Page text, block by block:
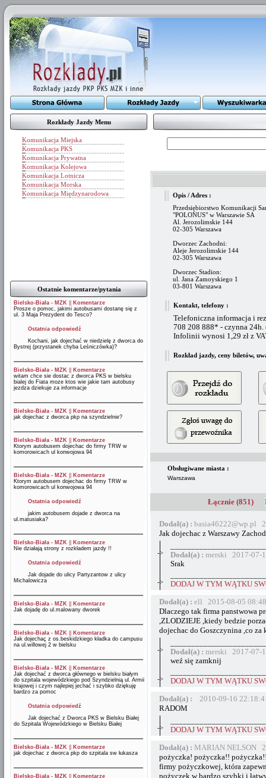
Rozkłady Jazdy Menu
Komunikacja Miejska
Komunikacja PKS
Komunikacja Prywatna
Komunikacja Kolejowa
Komunikacja Lotnicza
Komunikacja Morska
Komunikacja Międzynarodowa
Ostatnie komentarze/pytania
Bielsko-Biała - MZK
Komentarze
Prosze o pomoc, jakimi autobusami dostanę się z
ul. 3 Maja Prezydent do Tesco?
Ostatnia odpowiedź
Kochani, jak dojechać w niedzielę z dworca do
Bystrej (przystanek chyba Leśniczówka)?
Bielsko-Biała - MZK
Komentarze
witam chce sie dostac z dworca PKS w bielsku
bialej do Fiata moze ktos wie jakie tam autobusy
jezdza dziekuje za informacje
Bielsko-Biała - MZK
Komentarze
jak dojechac z dworca pkp na szyndzielnie?
Bielsko-Biała - MZK
Komentarze
Ktorym autobusem dojechac do firmy TRW w
komorowicach ul konwojowa 94
Bielsko-Biała - MZK
Komentarze
Ktorym autobusem dojechac do firmy TRW w
komorowicach ul konwojowa 94
Ostatnia odpowiedź
jakim autobusem dojade z dworca na
ul.matusiaka?
Bielsko-Biała - MZK
Komentarze
Nie działają strony z rozkładem jazdy !!
Ostatnia odpowiedź
Jak dojade do ulicy Partyzantow z ulicy
Michalowicza
Bielsko-Biała - MZK
Komentarze
Jak dojadę do ul.malowany dworek
Bielsko-Biała - MZK
Komentarze
Jak dojechaç z os.beskidzkiego kładka do campusu
na ul.willowej 2 w bielsku
Bielsko-Biała - MZK
Komentarze
Jak dojechać z dworca głównego w bielsku białym
do szpitala wojewódzkiego pod Szyndzielnią ul. Armii
krajowej i czym najlepiej jechać i szybko dziękuję
bardzo za pomoc
Ostatnia odpowiedź
Jak dojechać z Dworca PKS w Bielsku Białej
do Szpitala Wojewódzkiego w Bielsku Białej
Bielsko-Biała - MZK
Komentarze
jak dojechac z dworca pkp do szpitala sw łukasza
Bielsko-Biała - MZK
Komentarze
Opis / Adres :
Przedsiębiorstwo Komunikacji
"POLONUS" w Warszawie SA
Al. Jerozolimskie 144
02-305 Warszawa
Dworzec Zachodni:
Aleje Jerozolimskie 144
02-305 Warszawa
Dworzec Stadion:
ul. Jana Zamoyskiego 1
03-801 Warszawa
Kontakt, telefony :
Telefoniczna informacja i
708 208 888* - czynna 24h.
Infolinii wynosi 1,29 zł z
Rozkład jazdy, ceny biletów,
Obsługiwane miasta :
Warszawa
Łącznie (851)
Dodał(a) : basia46222@wp.pl
Jak dojechac z Warszawy
->
Dodał(a) : merski 2017-07-
Srak
->
DODAJ W TYM WĄTKU
Dodał(a) : ell 2015-08-05
Dlaczego tak firma panstwowa
,ZLODZIEJE ,kiedy bedzie
dojechac do Goszczynina ,co za
->
Dodał(a) : merski 2017-07-
weź się zamknij
->
DODAJ W TYM WĄTKU
Dodał(a) :
2010-09-16
RADOM
->
DODAJ W TYM WĄTKU
Dodał(a) : MARIAN NELSON
pożyczka! pożyczka!!
firmy pożyczkowej, która
pożyczek w bardzo szybki i